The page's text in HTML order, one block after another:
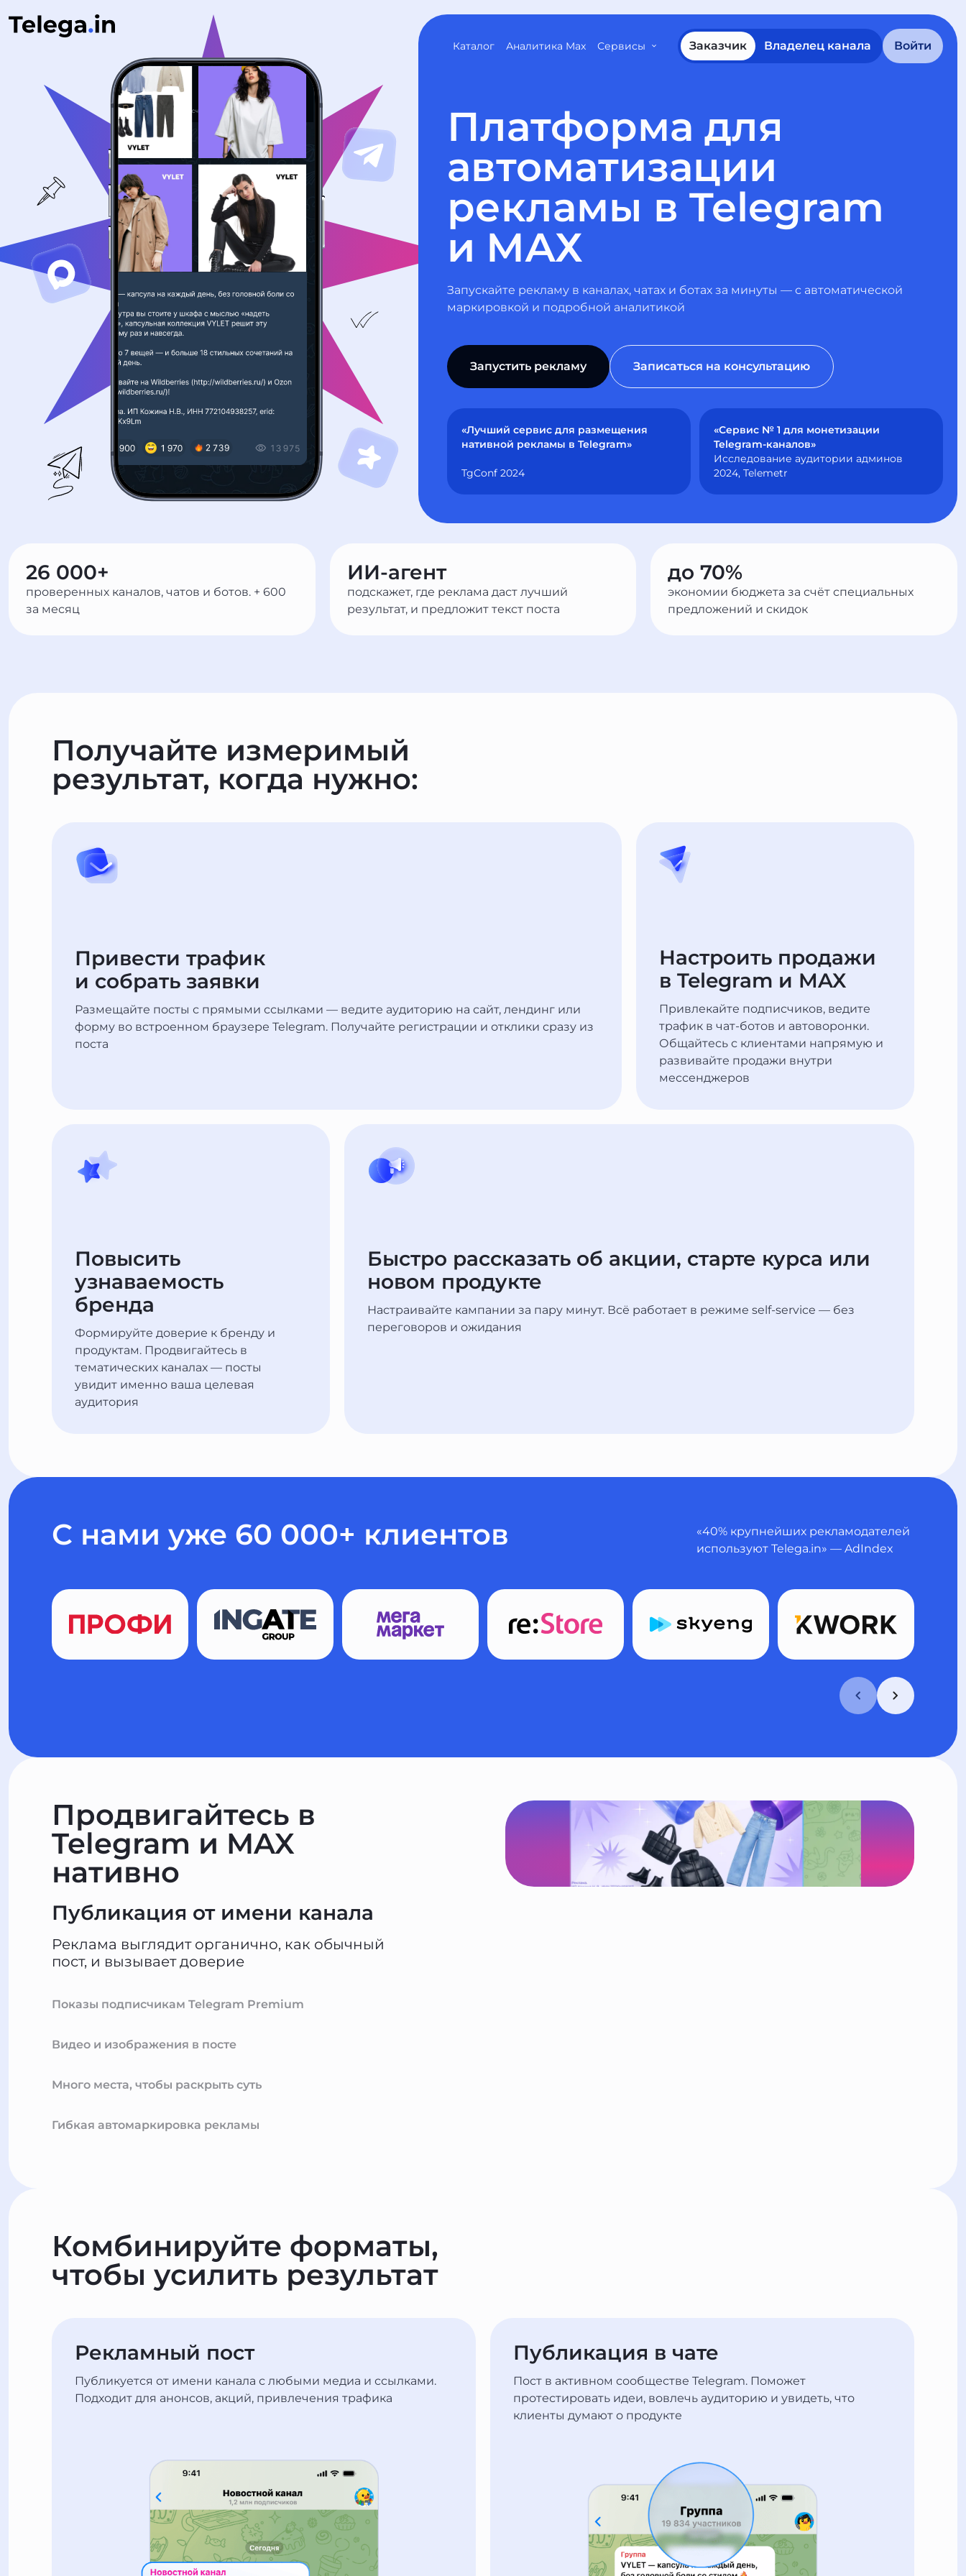
Каталог Аналитика Max Сервисы Заказчик Владелец канала Войти
Платформа для
автоматизации
рекламы в Telegram
и МАХ
Запускайте рекламу в каналах, чатах и ботах за минуты — с автоматической
маркировкой и подробной аналитикой
Запустить рекламу Записаться на консультацию
«Лучший сервис для размещения
нативной рекламы в Telegram»
TgConf 2024
«Сервис № 1 для монетизации
Telegram-каналов»
Исследование аудитории админов
2024, Telemetr
26 000+
проверенных каналов, чатов и ботов. + 600
за месяц
ИИ-агент
подскажет, где реклама даст лучший
результат, и предложит текст поста
до 70%
экономии бюджета за счёт специальных
предложений и скидок
Получайте измеримый
результат, когда нужно:
Привести трафик
и собрать заявки
Размещайте посты с прямыми ссылками — ведите аудиторию на сайт, лендинг или
форму во встроенном браузере Telegram. Получайте регистрации и отклики сразу из
поста
Настроить продажи
в Telegram и MAX
Привлекайте подписчиков, ведите
трафик в чат-ботов и автоворонки.
Общайтесь с клиентами напрямую и
развивайте продажи внутри
мессенджеров
Повысить
узнаваемость
бренда
Формируйте доверие к бренду и
продуктам. Продвигайтесь в
тематических каналах — посты
увидит именно ваша целевая
аудитория
Быстро рассказать об акции, старте курса или
новом продукте
Настраивайте кампании за пару минут. Всё работает в режиме self-service — без
переговоров и ожидания
С нами уже 60 000+ клиентов
«40% крупнейших рекламодателей
используют Telega.in» — AdIndex
Продвигайтесь в
Telegram и MAX
нативно
Публикация от имени канала
Реклама выглядит органично, как обычный
пост, и вызывает доверие
Показы подписчикам Telegram Premium
Видео и изображения в посте
Много места, чтобы раскрыть суть
Гибкая автомаркировка рекламы
Комбинируйте форматы,
чтобы усилить результат
Рекламный пост
Публикуется от имени канала с любыми медиа и ссылками.
Подходит для анонсов, акций, привлечения трафика
Публикация в чате
Пост в активном сообществе Telegram. Поможет
протестировать идеи, вовлечь аудиторию и увидеть, что
клиенты думают о продукте